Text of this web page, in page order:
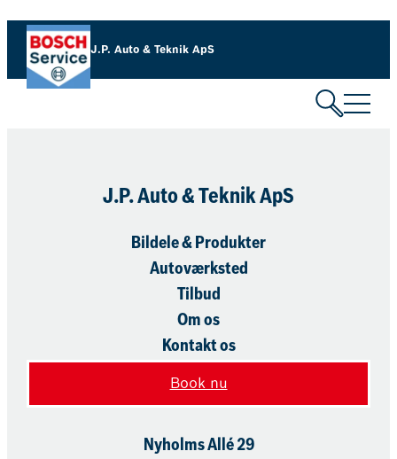
Spring
indhold
J.P. Auto & Teknik ApS
J.P. Auto & Teknik ApS
Bildele & Produkter
Autoværksted
Tilbud
Om os
Kontakt os
Book nu
Nyholms Allé 29